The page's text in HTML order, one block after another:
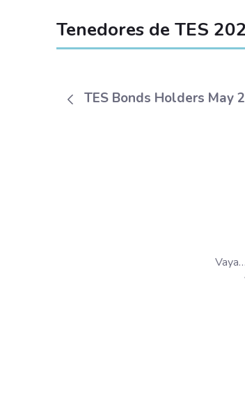
Tenedores de TES
TES Bonds Holders May